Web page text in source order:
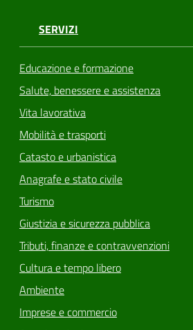
SERVIZI
Educazione e formazione
Salute, benessere e assistenza
Vita lavorativa
Mobilità e trasporti
Catasto e urbanistica
Anagrafe e stato civile
Turismo
Giustizia e sicurezza pubblica
Tributi, finanze e contravvenzioni
Cultura e tempo libero
Ambiente
Imprese e commercio